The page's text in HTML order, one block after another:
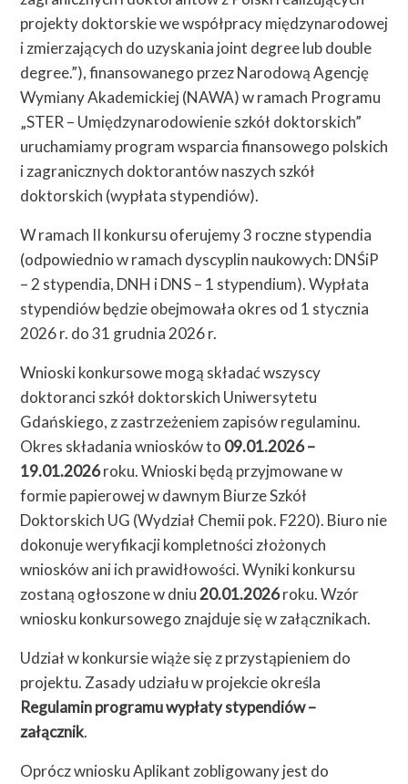
projekty doktorskie we współpracy międzynarodowej
i zmierzających do uzyskania joint degree lub double
degree.”), finansowanego przez Narodową Agencję
Wymiany Akademickiej (NAWA) w ramach Programu
„STER – Umiędzynarodowienie szkół doktorskich”
uruchamiamy program wsparcia finansowego polskich
i zagranicznych doktorantów naszych szkół
doktorskich (wypłata stypendiów).
W ramach II konkursu oferujemy 3 roczne stypendia
(odpowiednio w ramach dyscyplin naukowych: DNŚiP
– 2 stypendia, DNH i DNS – 1 stypendium). Wypłata
stypendiów będzie obejmowała okres od 1 stycznia
2026 r. do 31 grudnia 2026 r.
Wnioski konkursowe mogą składać wszyscy
doktoranci szkół doktorskich Uniwersytetu
Gdańskiego, z zastrzeżeniem zapisów regulaminu.
Okres składania wniosków to 09.01.2026 –
19.01.2026roku. Wnioski będą przyjmowane w
formie papierowej w dawnym Biurze Szkół
Doktorskich UG (Wydział Chemii pok. F220). Biuro nie
dokonuje weryfikacji kompletności złożonych
wniosków ani ich prawidłowości. Wyniki konkursu
zostaną ogłoszone w dniu20.01.2026roku. Wzór
wniosku konkursowego znajduje się w załącznikach.
Udział w konkursie wiąże się z przystąpieniem do
projektu. Zasady udziału w projekcie określa
Regulamin programu wypłaty stypendiów –
załącznik.
Oprócz wniosku Aplikant zobligowany jest do